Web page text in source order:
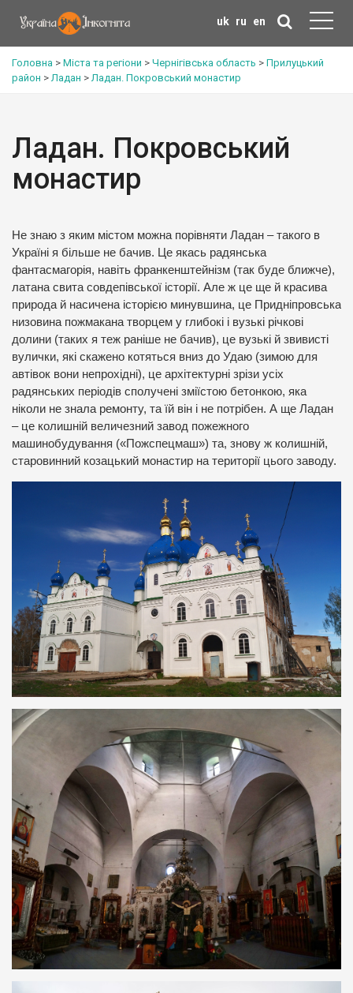
uk ru en
Головна > Міста та регіони > Чернігівська область > Прилуцький
район >Ладан >Ладан. Покровський монастир
Ладан. Покровський
монастир
Не знаю з яким містом можна порівняти Ладан – такого в
Україні я більше не бачив. Це якась радянська
фантасмагорія, навіть франкенштейнізм (так буде ближче),
латана свита совдепівської історії. Але ж це ще й красива
природа й насичена історією минувшина, це Придніпровська
низовина пожмакана творцем у глибокі і вузькі річкові
долини (таких я теж раніше не бачив), це вузькі й звивисті
вулички, які скажено котяться вниз до Удаю (зимою для
автівок вони непрохідні), це архітектурні зрізи усіх
радянських періодів сполучені зміїстою бетонкою, яка
ніколи не знала ремонту, та їй він і не потрібен. А ще Ладан
– це колишній величезний завод пожежного
машинобудування («Пожспецмаш») та, знову ж колишній,
старовинний козацький монастир на території цього заводу.